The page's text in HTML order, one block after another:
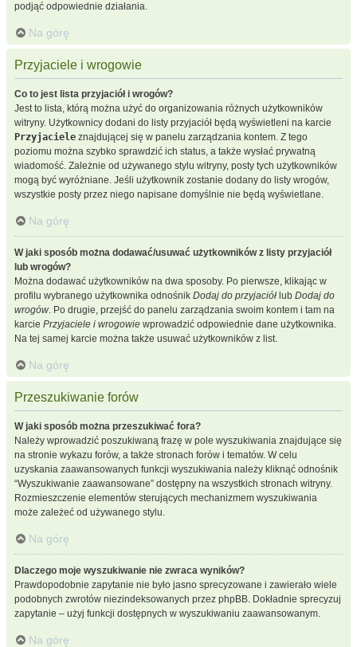
podjąć odpowiednie działania.
Na górę
Przyjaciele i wrogowie
Co to jest lista przyjaciół i wrogów?
Jest to lista, którą można użyć do organizowania różnych użytkowników
witryny. Użytkownicy dodani do listy przyjaciół będą wyświetleni na karcie
Przyjaciele znajdującej się w panelu zarządzania kontem. Z tego
poziomu można szybko sprawdzić ich status, a także wysłać prywatną
wiadomość. Zależnie od używanego stylu witryny, posty tych użytkowników
mogą być wyróżniane. Jeśli użytkownik zostanie dodany do listy wrogów,
wszystkie posty przez niego napisane domyślnie nie będą wyświetlane.
Na górę
W jaki sposób można dodawać/usuwać użytkowników z listy przyjaciół
lub wrogów?
Można dodawać użytkowników na dwa sposoby. Po pierwsze, klikając w
profilu wybranego użytkownika odnośnik Dodaj do przyjaciół lub Dodaj do
wrogów. Po drugie, przejść do panelu zarządzania swoim kontem i tam na
karcie Przyjaciele i wrogowie wprowadzić odpowiednie dane użytkownika.
Na tej samej karcie można także usuwać użytkowników z list.
Na górę
Przeszukiwanie forów
W jaki sposób można przeszukiwać fora?
Należy wprowadzić poszukiwaną frazę w pole wyszukiwania znajdujące się
na stronie wykazu forów, a także stronach forów i tematów. W celu
uzyskania zaawansowanych funkcji wyszukiwania należy kliknąć odnośnik
“Wyszukiwanie zaawansowane” dostępny na wszystkich stronach witryny.
Rozmieszczenie elementów sterujących mechanizmem wyszukiwania
może zależeć od używanego stylu.
Na górę
Dlaczego moje wyszukiwanie nie zwraca wyników?
Prawdopodobnie zapytanie nie było jasno sprecyzowane i zawierało wiele
podobnych zwrotów niezindeksowanych przez phpBB. Dokładnie sprecyzuj
zapytanie – użyj funkcji dostępnych w wyszukiwaniu zaawansowanym.
Na górę